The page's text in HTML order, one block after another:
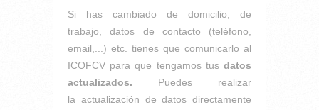
Si has cambiado de domicilio, de
trabajo, datos de contacto (teléfono,
email,...) etc. tienes que comunicarlo al
ICOFCV para que tengamos tus datos
actualizados. Puedes realizar
la actualización de datos directamente